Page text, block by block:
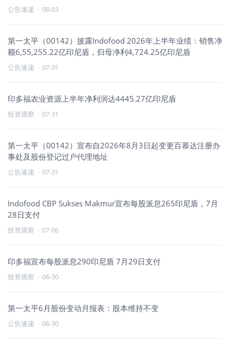
公告速递 · 08-03
第一太平（00142）披露Indofood 2026年上半年业绩：销售净
额6,55,255.22亿印尼盾，归母净利4,724.25亿印尼盾
公告速递 · 07-31
印多福农业资源上半年净利润达4445.27亿印尼盾
投资观察 · 07-31
第一太平（00142）宣布自2026年8月3日起变更百慕达注册办
事处及股份登记过户代理地址
公告速递 · 07-31
Indofood CBP Sukses Makmur宣布每股派息265印尼盾，7月
28日支付
投资观察 · 07-06
印多福宣布每股派息290印尼盾 7月29日支付
投资观察 · 06-30
第一太平6月股份变动月报表：股本维持不变
公告速递 · 06-30